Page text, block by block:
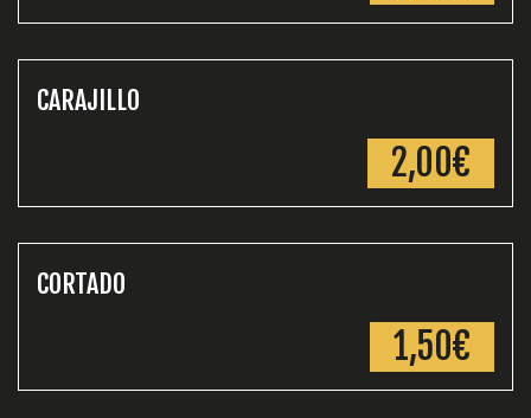
CARAJILLO
2,00€
CORTADO
1,50€